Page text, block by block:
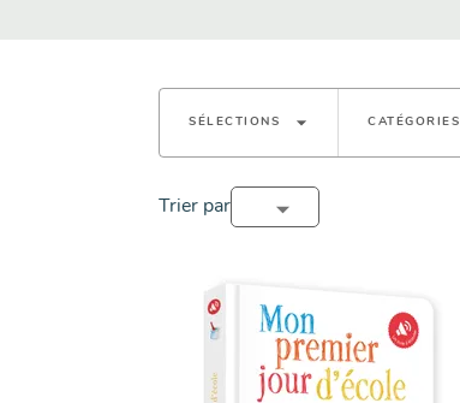
SÉLECTIONS arrow_drop_down CATÉGORIES
Trier par